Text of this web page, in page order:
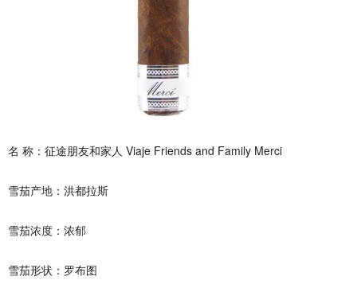
名 称：征途朋友和家人 Viaje Friends and Family Merci
雪茄产地：洪都拉斯
雪茄浓度：浓郁
雪茄形状：罗布图